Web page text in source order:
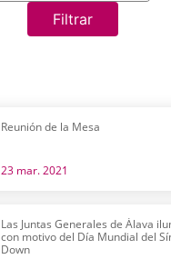
Filtrar
Reunión de la Mesa
23 mar. 2021
Las Juntas Generales de Álava
con motivo del Día Mundial del
Down